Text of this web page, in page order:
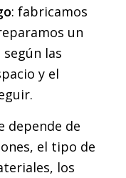
: fabricamos
un
las
y el
depende de
el tipo de
los